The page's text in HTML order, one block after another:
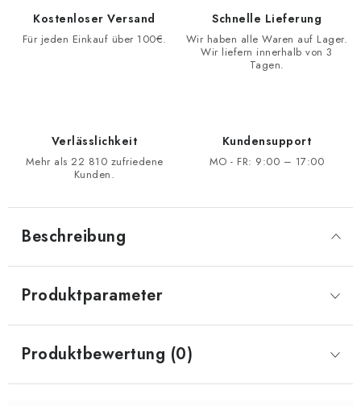
Kostenloser Versand
Für jeden Einkauf über 100€.
Schnelle Lieferung
Wir haben alle Waren auf Lager.
Wir liefern innerhalb von 3
Tagen.
Verlässlichkeit
Mehr als 22 810 zufriedene
Kunden.
Kundensupport
MO - FR: 9:00 – 17:00
Beschreibung
Produktparameter
Produktbewertung (0)